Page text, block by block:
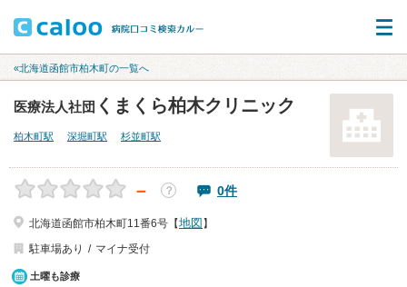
«北海道函館市柏木町の一覧へ
医療法人社団 くまくら柏木クリニック
柏木町駅 深堀町駅 杉並町駅
－ ？ 0件
北海道函館市柏木町11番6号【地図 】
駐車場あり
マイナ受付
土曜も診療